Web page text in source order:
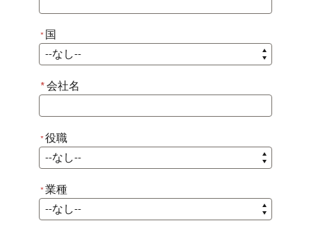
*国
* 国
*会社名
*役職
*
役職
*業種
*
業種